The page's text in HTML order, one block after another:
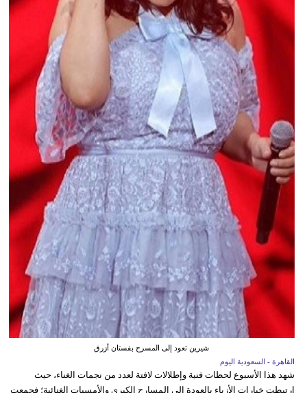
شيرين تعود إلى المسرح بفستان أزرق
القاهرة - السعودية اليوم
شهد هذا الأسبوع لحظات فنية وإطلالات لافتة لعدد من نجمات الغناء، حيث
ارتبطت خيارات الأزياء بالعودة إلى المسارح الكبرى والأمسيات الغنائية؛ فجمعت